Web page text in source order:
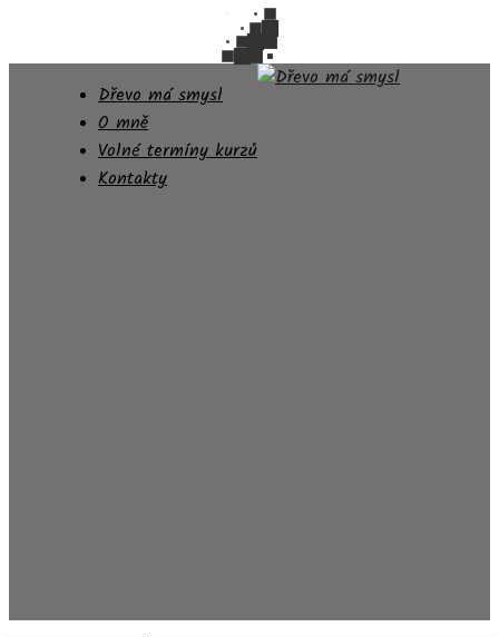
Dřevo má smysl
O mně
Volné termíny kurzů
Kontakty